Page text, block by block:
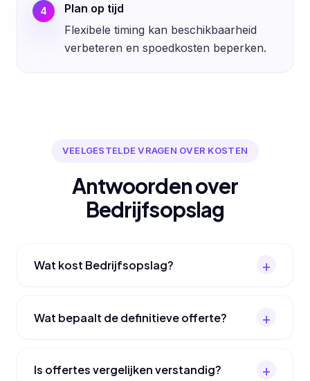
4
Plan op tijd
Flexibele timing kan beschikbaarheid
verbeteren en spoedkosten beperken.
VEELGESTELDE VRAGEN OVER KOSTEN
Antwoorden over
Bedrijfsopslag
Wat kost Bedrijfsopslag?
Wat bepaalt de definitieve offerte?
Is offertes vergelijken verstandig?